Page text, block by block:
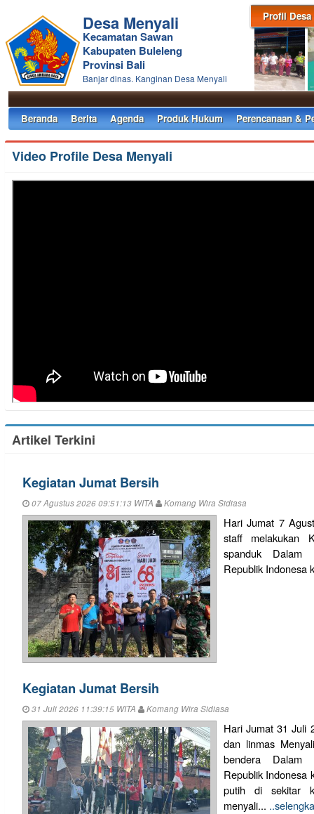
Profil Desa
Desa Menyali
Kecamatan Sawan
Kabupaten Buleleng
Provinsi Bali
Banjar dinas. Kanginan Desa Menyali
Beranda Berita Agenda Produk Hukum Perencanaan &
Video Profile Desa Menyali
Artikel Terkini
Kegiatan Jumat Bersih
07 Agustus 2026 09:51:13 WITA Komang Wira Sidiasa
Hari Jumat 7
staff melakukan
spanduk Dalam
Republik Indonesa
Kegiatan Jumat Bersih
31 Juli 2026 11:39:15 WITA Komang Wira Sidiasa
Hari Jumat 31 Juli
dan linmas
bendera Dalam
Republik Indonesa
putih di sekitar
menyali...